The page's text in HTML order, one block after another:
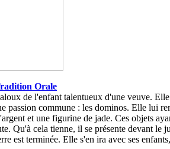
Orale
de l'enfant talentueux d'une veuve.
passion commune : les dominos. Elle lui
et une figurine de jade. Ces objets
Qu'à cela tienne, il se présente devant
est terminée. Elle s'en ira avec ses